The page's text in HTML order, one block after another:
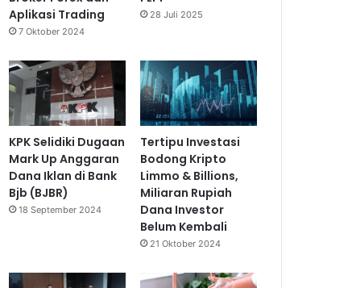
Aplikasi Trading
7 Oktober 2024
28 Juli 2025
KPK Selidiki Dugaan
Mark Up Anggaran
Dana Iklan di Bank
Bjb (BJBR)
18 September 2024
Tertipu Investasi
Bodong Kripto
Limmo & Billions,
Miliaran Rupiah
Dana Investor
Belum Kembali
21 Oktober 2024